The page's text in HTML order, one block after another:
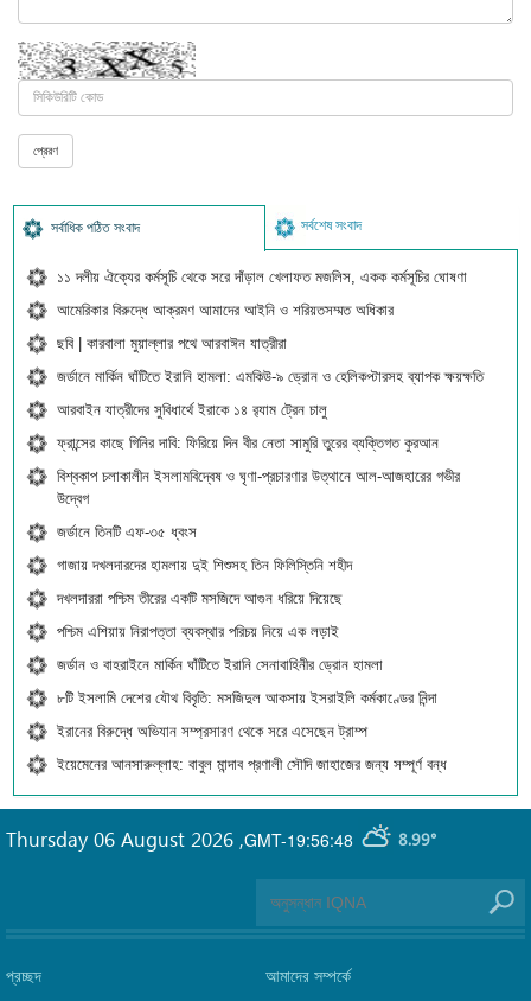
সর্বাধিক পঠিত সংবাদ সর্বশেষ সংবাদ
১১ দলীয় ঐক্যের কর্মসূচি থেকে সরে দাঁড়াল খেলাফত মজলিস, একক কর্মসূচির ঘোষণা
আমেরিকার বিরুদ্ধে আক্রমণ আমাদের আইনি ও শরিয়তসম্মত অধিকার
ছবি | কারবালা মুয়াল্লার পথে আরবাঈন যাত্রীরা
জর্ডানে মার্কিন ঘাঁটিতে ইরানি হামলা: এমকিউ-৯ ড্রোন ও হেলিকপ্টারসহ ব্যাপক ক্ষয়ক্ষতি
আরবাইন যাত্রীদের সুবিধার্থে ইরাকে ১৪ র‍্যাম ট্রেন চালু
ফ্রান্সের কাছে গিনির দাবি: ফিরিয়ে দিন বীর নেতা সামুরি তুরের ব্যক্তিগত কুরআন
বিশ্বকাপ চলাকালীন ইসলামবিদ্বেষ ও ঘৃণা-প্রচারণার উত্থানে আল-আজহারের গভীর
উদ্বেগ
জর্ডানে তিনটি এফ-৩৫ ধ্বংস
গাজায় দখলদারদের হামলায় দুই শিশুসহ তিন ফিলিস্তিনি শহীদ
দখলদাররা পশ্চিম তীরের একটি মসজিদে আগুন ধরিয়ে দিয়েছে
পশ্চিম এশিয়ায় নিরাপত্তা ব্যবস্থার পরিচয় নিয়ে এক লড়াই
জর্ডান ও বাহরাইনে মার্কিন ঘাঁটিতে ইরানি সেনাবাহিনীর ড্রোন হামলা
৮টি ইসলামি দেশের যৌথ বিবৃতি: মসজিদুল আকসায় ইসরাইলি কর্মকাণ্ডের নিন্দা
ইরানের বিরুদ্ধে অভিযান সম্প্রসারণ থেকে সরে এসেছেন ট্রাম্প
ইয়েমেনের আনসারুল্লাহ: বাবুল মান্দাব প্রণালী সৌদি জাহাজের জন্য সম্পূর্ণ বন্ধ
GMT-19:56:48 8.99°
Thursday 06 August 2026 ,
প্রচ্ছদ
আমাদের সম্পর্কে